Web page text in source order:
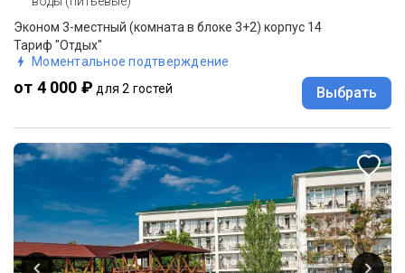
Эконом 3-местный (комната в блоке 3+2) корпус 14
Тариф "Отдых"
Моментальное подтверждение
от 4 000 ₽ для 2 гостей Выбрать